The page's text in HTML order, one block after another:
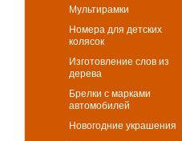
Мультирамки
Номера для детских
колясок
Изготовление слов из
дерева
Брелки с марками
автомобилей
Новогодние украшения